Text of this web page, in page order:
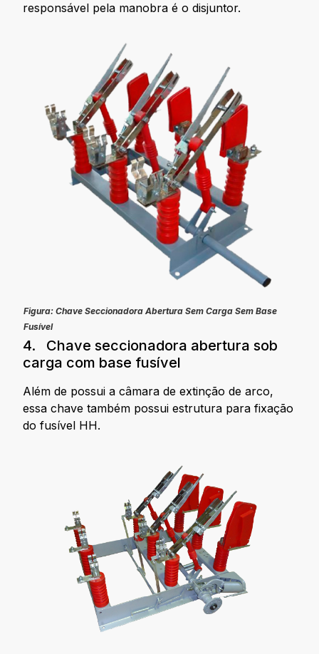
responsável pela manobra é o disjuntor.
Figura: Chave Seccionadora Abertura Sem Carga Sem Base
Fusível
4. Chave seccionadora abertura sob
carga com base fusível
Além de possui a câmara de extinção de arco,
essa chave também possui estrutura para fixação
do fusível HH.